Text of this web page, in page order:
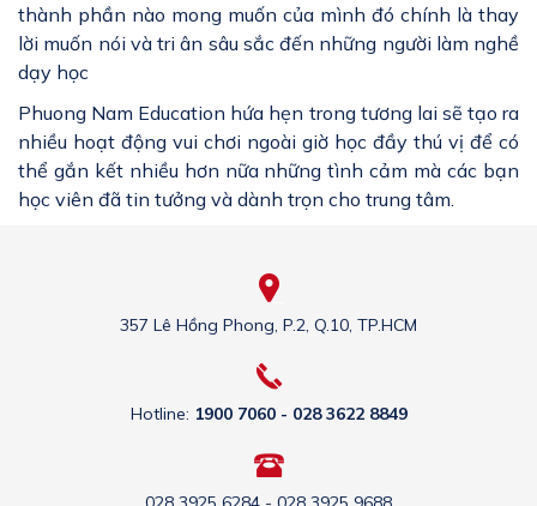
thành phần nào mong muốn của mình đó chính là thay
lời muốn nói và tri ân sâu sắc đến những người làm nghề
dạy học
Phuong Nam Education hứa hẹn trong tương lai sẽ tạo ra
nhiều hoạt động vui chơi ngoài giờ học đầy thú vị để có
thể gắn kết nhiều hơn nữa những tình cảm mà các bạn
học viên đã tin tưởng và dành trọn cho trung tâm.
357 Lê Hồng Phong, P.2, Q.10, TP.HCM
Hotline: 1900 7060 - 028 3622 8849